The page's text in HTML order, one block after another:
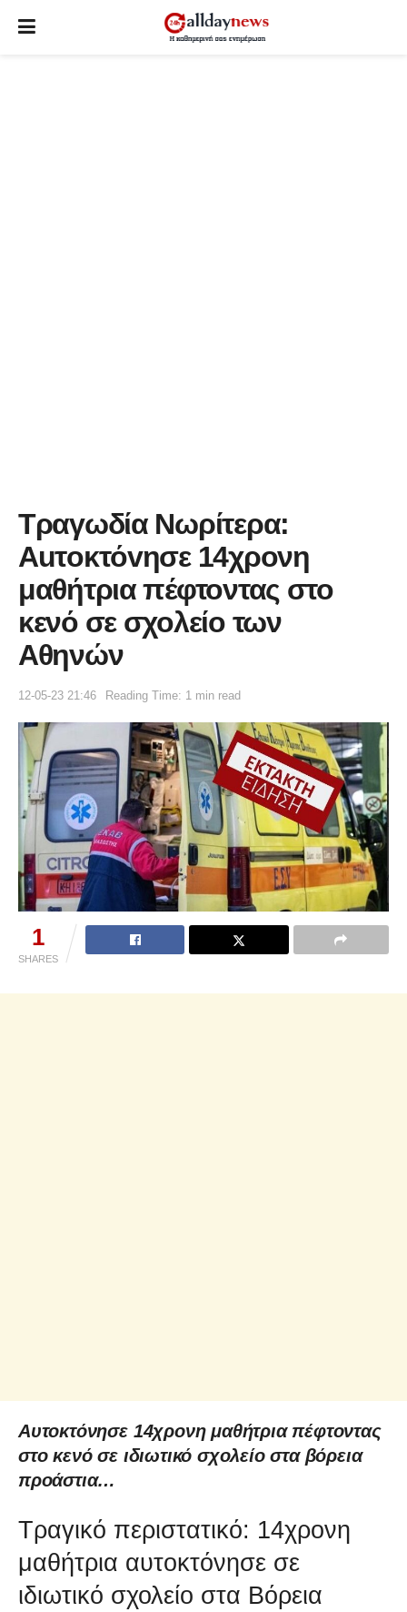
Τραγωδία Νωρίτερα:
Αuτoκτόvησε 14χρονη
μαθήτρια πέφτοντας στο
κενό σε σχολείο των
Αθηνών
12-05-23 21:46 Reading Time: 1 min read
1
SHARES
Αυτοκτόνησε 14χρονη μαθήτρια πέφτοντας
στο κενό σε ιδιωτικό σχολείο στα βόρεια
προάστια…
Τραγικό περιστατικό: 14χρονη
μαθήτρια αυτοκτόνησε σε
ιδιωτικό σχολείο στα Βόρεια